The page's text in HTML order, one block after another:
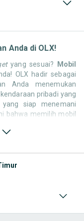
Anda di OLX!
yang sesuai? Mobil
OLX hadir sebagai
Anda menemukan
pribadi yang
siap menemani
bahwa memilih mobil
seluruh Indonesia.
Anda!
perkara mudah.
Di OLX, Anda akan